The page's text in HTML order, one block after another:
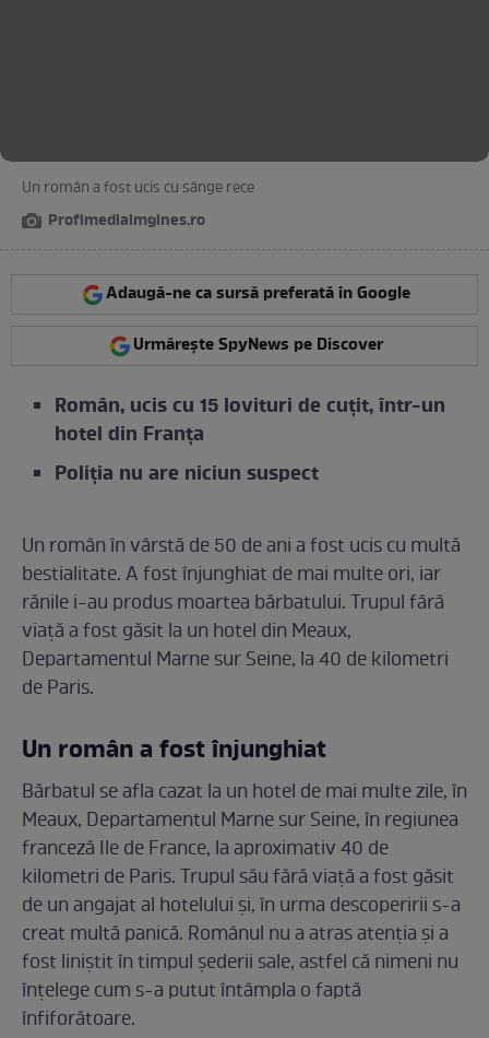
Un român a fost ucis cu sânge rece
Profimediaimgines.ro
Adaugă-ne ca sursă preferată în Google
Urmărește SpyNews pe Discover
Român, ucis cu 15 lovituri de cuțit, într-un
hotel din Franța
Poliția nu are niciun suspect
Un român în vârstă de 50 de ani a fost ucis cu multă
bestialitate. A fost înjunghiat de mai multe ori, iar
rănile i-au produs moartea bărbatului. Trupul fără
viață a fost găsit la un hotel din Meaux,
Departamentul Marne sur Seine, la 40 de kilometri
de Paris.
Un român a fost înjunghiat
Bărbatul se afla cazat la un hotel de mai multe zile, în
Meaux, Departamentul Marne sur Seine, în regiunea
franceză Ile de France, la aproximativ 40 de
kilometri de Paris. Trupul său fără viață a fost găsit
de un angajat al hotelului și, în urma descoperirii s-a
creat multă panică. Românul nu a atras atenția și a
fost liniștit în timpul șederii sale, astfel că nimeni nu
înțelege cum s-a putut întâmpla o faptă
înfiforătoare.